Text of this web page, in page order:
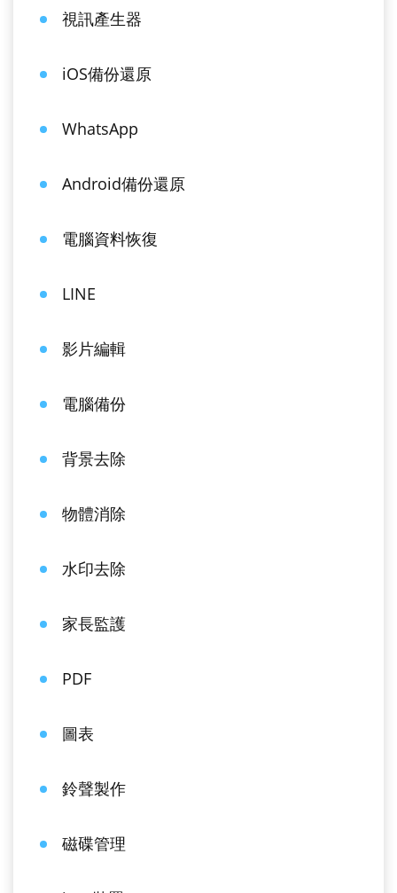
視訊產生器
iOS備份還原
WhatsApp
Android備份還原
電腦資料恢復
LINE
影片編輯
電腦備份
背景去除
物體消除
水印去除
家長監護
PDF
圖表
鈴聲製作
磁碟管理